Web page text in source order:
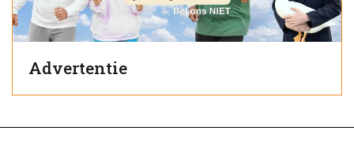
Advertentie